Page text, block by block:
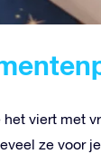
viert met
ze voor